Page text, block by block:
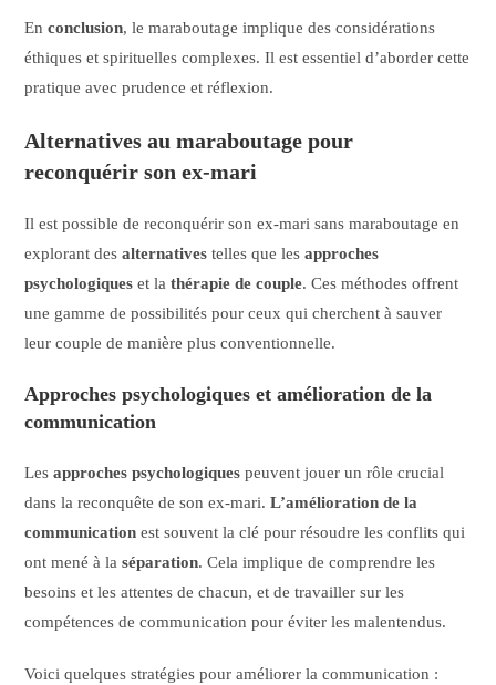
Enconclusion, le maraboutage implique des considérations
éthiques et spirituelles complexes. Il est essentiel d’aborder cette
pratique avec prudence et réflexion.
Alternatives au maraboutage pour
reconquérir son ex-mari
Il est possible de reconquérir son ex-mari sans maraboutage en
explorant desalternatives telles que lesapproches
psychologiques et lathérapie de couple. Ces méthodes offrent
une gamme de possibilités pour ceux qui cherchent à sauver
leur couple de manière plus conventionnelle.
Approches psychologiques et amélioration de la
communication
Lesapproches psychologiques peuvent jouer un rôle crucial
dans la reconquête de son ex-mari.L’amélioration de la
communication est souvent la clé pour résoudre les conflits qui
ont mené à laséparation. Cela implique de comprendre les
besoins et les attentes de chacun, et de travailler sur les
compétences de communication pour éviter les malentendus.
Voici quelques stratégies pour améliorer la communication :